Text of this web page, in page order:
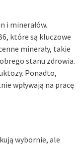
i minerałów.
które są kluczowe
minerały, takie
stanu zdrowia.
Ponadto,
wpływają na pracę
wybornie, ale